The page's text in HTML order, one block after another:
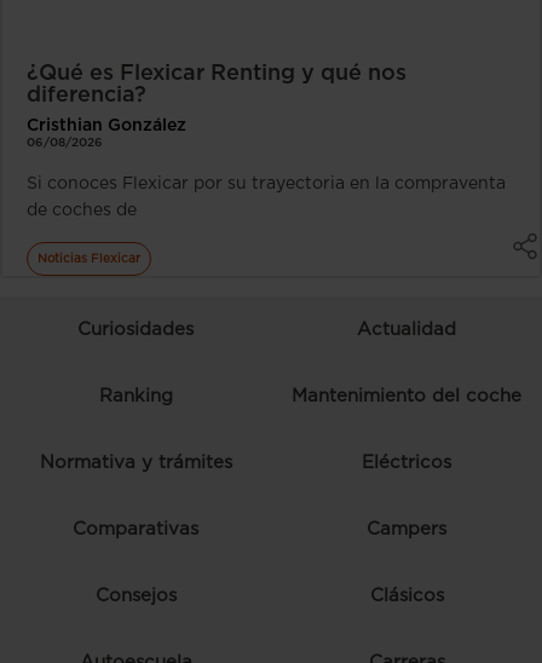
¿Qué es Flexicar Renting y qué nos
diferencia?
Cristhian González
06/08/2026
Si conoces Flexicar por su trayectoria en la compraventa
de coches de
Noticias Flexicar
Curiosidades Actualidad
Ranking Mantenimiento del coche
Normativa y trámites Eléctricos
Comparativas Campers
Consejos Clásicos